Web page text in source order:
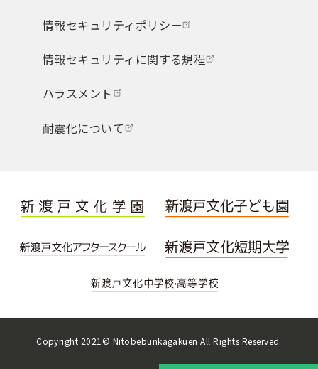
情報セキュリティポリシー
情報セキュリティに関する規程
ハラスメント
耐震化について
Copyright 2021© Nitobebunkagakuen All Rights Reserved.